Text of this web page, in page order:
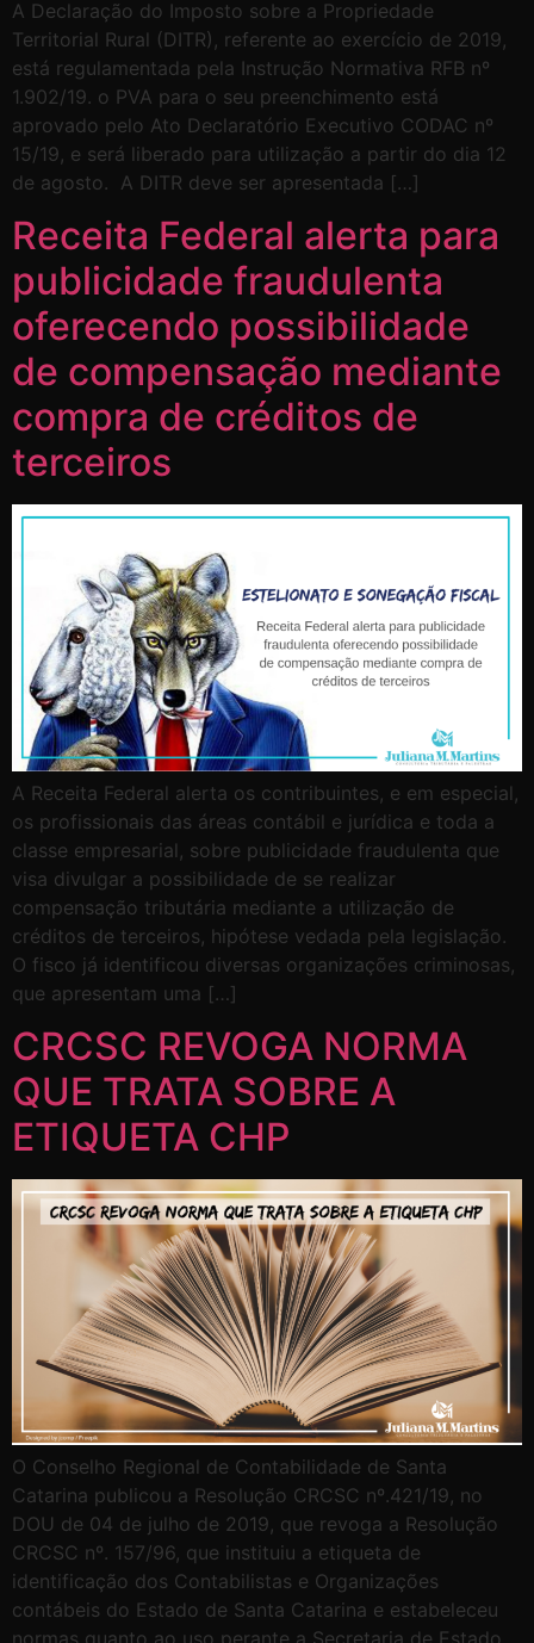
A Declaração do Imposto sobre a Propriedade
Territorial Rural (DITR), referente ao exercício de 2019,
está regulamentada pela Instrução Normativa RFB nº
1.902/19. o PVA para o seu preenchimento está
aprovado pelo Ato Declaratório Executivo CODAC nº
15/19, e será liberado para utilização a partir do dia 12
de agosto. A DITR deve ser apresentada […]
Receita Federal alerta para
publicidade fraudulenta
oferecendo possibilidade
de compensação mediante
compra de créditos de
terceiros
A Receita Federal alerta os contribuintes, e em especial,
os profissionais das áreas contábil e jurídica e toda a
classe empresarial, sobre publicidade fraudulenta que
visa divulgar a possibilidade de se realizar
compensação tributária mediante a utilização de
créditos de terceiros, hipótese vedada pela legislação.
O fisco já identificou diversas organizações criminosas,
que apresentam uma […]
CRCSC REVOGA NORMA
QUE TRATA SOBRE A
ETIQUETA CHP
O Conselho Regional de Contabilidade de Santa
Catarina publicou a Resolução CRCSC nº.421/19, no
DOU de 04 de julho de 2019, que revoga a Resolução
CRCSC nº. 157/96, que instituiu a etiqueta de
identificação dos Contabilistas e Organizações
contábeis do Estado de Santa Catarina e estabeleceu